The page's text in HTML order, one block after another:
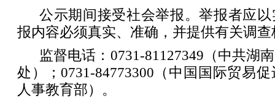
公示期间接受社会举报。举报者应
报内容必须真实、准确，并提供有关调
监督电话：0731-81127349（中共湖
处）；0731-84773300（中国国际贸易
人事教育部）。